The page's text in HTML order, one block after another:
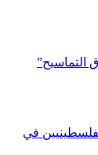
التماسيح”
في